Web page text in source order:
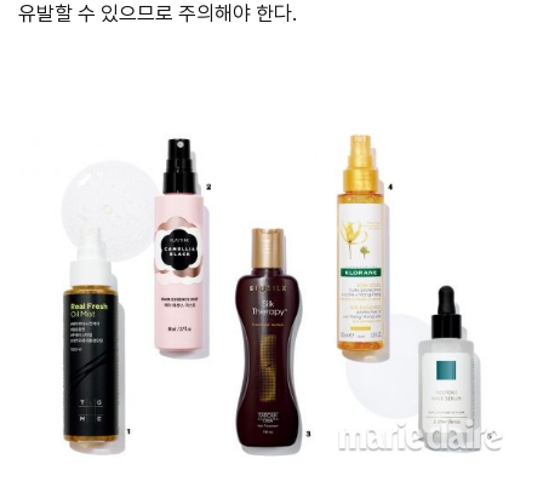
유발할 수 있으므로 주의해야 한다.